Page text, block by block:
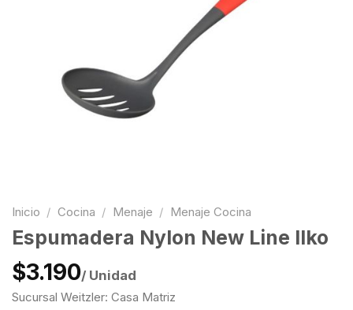
Inicio / Cocina / Menaje / Menaje Cocina
Espumadera Nylon New Line Ilko
$3.190/ Unidad
Sucursal Weitzler: Casa Matriz